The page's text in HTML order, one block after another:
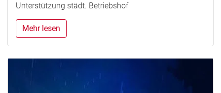
Unterstützung städt. Betriebshof
Mehr lesen